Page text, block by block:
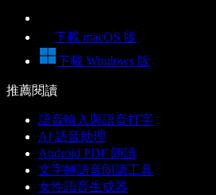
下載 macOS 版
下載 Windows 版
推薦閱讀
語音輸入與語音打字
AI 語音助理
Android PDF 朗讀
文字轉語音朗讀工具
女性語音生成器